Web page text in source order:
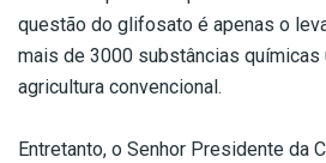
questão do glifosato é apenas o
mais de 3000 substâncias
agricultura convencional.
Entretanto, o Senhor Presidente da